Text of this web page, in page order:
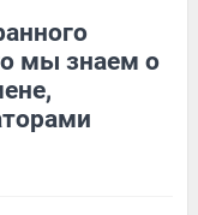
мы знаем о